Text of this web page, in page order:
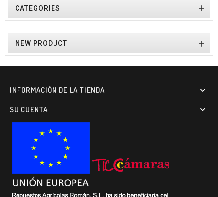
CATEGORIES 
NEW PRODUCT 
INFORMACIÓN DE LA TIENDA 
SU CUENTA 